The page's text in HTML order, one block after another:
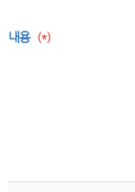
내용 (*)